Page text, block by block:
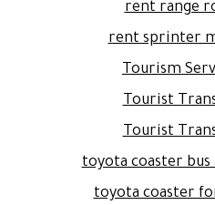
rent range
rent sprinter
Tourism
Tourist
Tourist
toyota coaster
toyota coaster